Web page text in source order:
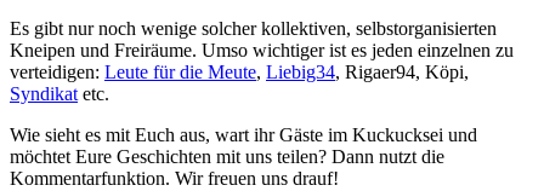
Es gibt nur noch wenige solcher kollektiven, selbstorganisierten
Kneipen und Freiräume. Umso wichtiger ist es jeden einzelnen zu
verteidigen: Leute für die Meute, Liebig34, Rigaer94, Köpi,
Syndikat etc.
Wie sieht es mit Euch aus, wart ihr Gäste im Kuckucksei und
möchtet Eure Geschichten mit uns teilen? Dann nutzt die
Kommentarfunktion. Wir freuen uns drauf!